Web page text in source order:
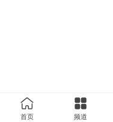
首页 频道